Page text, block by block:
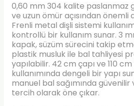
0,60 mm 304 kalite paslanmaz
ve uzun ömür açısından önemli
Frenli metal dişli sistemi
kontrollü bir kullanım sunar. 3
kapak, süzüm sürecini takip
plastik musluk ile bal tahliyesi
yapılabilir. 42 cm çapı ve 110
kullanımında dengeli bir yapı
manuel bal sağımında güvenilir
tercih olarak öne çıkar.